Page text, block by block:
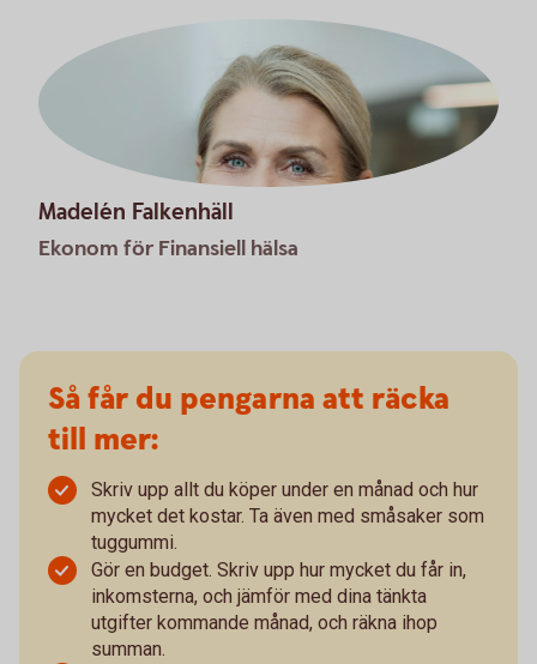
Madelén Falkenhäll
Ekonom för Finansiell hälsa
Så får du pengarna att räcka
till mer:
Skriv upp allt du köper under en månad och hur
mycket det kostar. Ta även med småsaker som
tuggummi.
Gör en budget. Skriv upp hur mycket du får in,
inkomsterna, och jämför med dina tänkta
utgifter kommande månad, och räkna ihop
summan.